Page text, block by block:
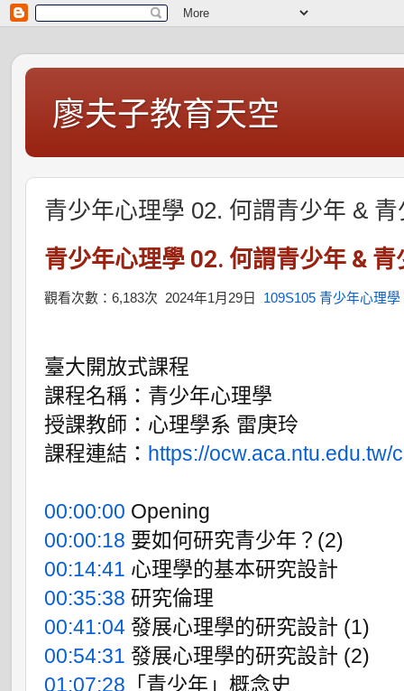
廖夫子教育天空
青少年心理學 02. 何謂青少年 &
青少年心理學 02. 何謂青少年 &
觀看次數：6,183次 2024年1月29日 109S105 青少年心理
臺大開放式課程
課程名稱：青少年心理學
授課教師：心理學系 雷庚玲
課程連結： https://ocw.aca.ntu.edu.tw/
00:00:00
00:00:18
00:14:41
00:35:38
00:41:04
00:54:31
01:07:28